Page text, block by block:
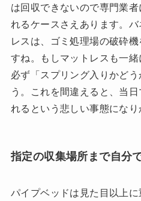
は回収できないので専門業
れるケースさえあります。
レスは、ゴミ処理場の破砕
すね。もしマットレスも一
必ず「スプリング入りかど
う。これを間違えると、当
れるという悲しい事態になり
指定の収集場所まで自分
パイプベッドは見た目以上